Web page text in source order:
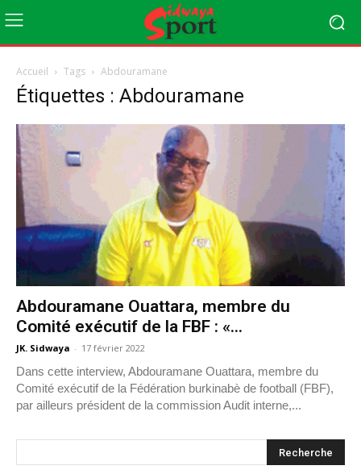
Accueil Tags Abdouramane
Étiquettes : Abdouramane
Abdouramane Ouattara, membre du
Comité exécutif de la FBF : «...
JK. Sidwaya - 17 février 2022
Dans cette interview, Abdouramane Ouattara, membre du
Comité exécutif de la Fédération burkinabè de football (FBF),
par ailleurs président de la commission Audit interne,...